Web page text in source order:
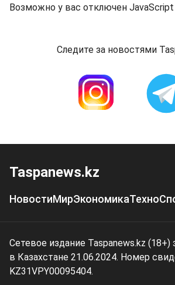
Возможно у вас отключен JavaScript
Следите за новостями
Taspanews.kz
НовостиМирЭкономикаТехно
Сетевое издание Taspanews.kz (18+)
в Казахстане 21.06.2024. Номер
KZ31VPY00095404.